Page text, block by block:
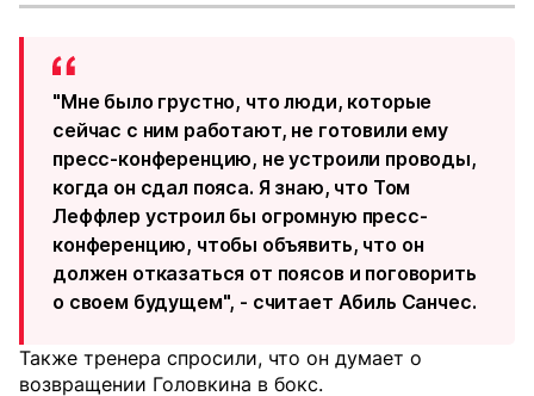
"Мне было грустно, что люди, которые
сейчас с ним работают, не готовили ему
пресс-конференцию, не устроили проводы,
когда он сдал пояса. Я знаю, что Том
Леффлер устроил бы огромную пресс-
конференцию, чтобы объявить, что он
должен отказаться от поясов и поговорить
о своем будущем", - считает Абиль Санчес.
Также тренера спросили, что он думает о
возвращении Головкина в бокс.